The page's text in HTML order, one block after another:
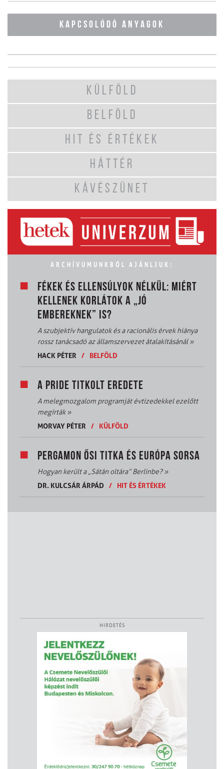
KAPCSOLÓDÓ ANYAGOK
KÜLFÖLD
BELFÖLD
HIT ÉS ÉRTÉKEK
HÁTTÉR
KÁVÉSZÜNET
ARCHÍVUMUNKBÓL AJÁNLJUK:
FÉKEK ÉS ELLENSÚLYOK NÉLKÜL: MIÉRT
KELLENEK KORLÁTOK A „JÓ
EMBEREKNEK” IS?
A szubjektív hangulatok és a racionális érvek hiánya
rossz tanácsadó az államszervezet átalakításánál»
HACK PÉTER
/ BELFÖLD
A PRIDE TITKOLT EREDETE
A melegmozgalom programját évtizedekkel ezelőtt
megírták»
MORVAY PÉTER
/ KÜLFÖLD
PERGAMON ŐSI TITKA ÉS EURÓPA SORSA
Hogyan került a „Sátán oltára” Berlinbe?»
DR. KULCSÁR ÁRPÁD
/ HIT ÉS ÉRTÉKEK
HIRDETÉS